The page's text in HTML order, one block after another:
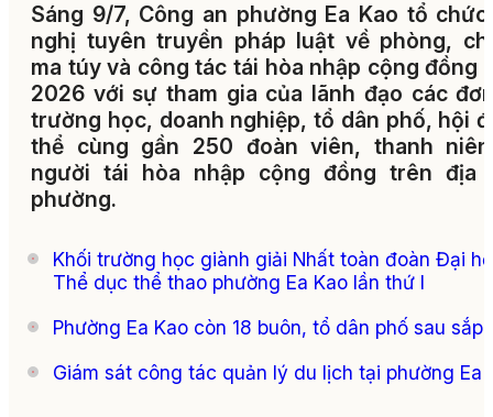
Sáng 9/7, Công an phường Ea Kao tổ
nghị tuyên truyền pháp luật về phòng,
ma túy và công tác tái hòa nhập cộng đồng
2026 với sự tham gia của lãnh đạo các
trường học, doanh nghiệp, tổ dân phố, hội
thể cùng gần 250 đoàn viên, thanh
người tái hòa nhập cộng đồng trên địa
phường.
Khối trường học giành giải Nhất toàn đoàn Đại
Thể dục thể thao phường Ea Kao lần thứ I
Phường Ea Kao còn 18 buôn, tổ dân phố sau sắp
Giám sát công tác quản lý du lịch tại phường Ea